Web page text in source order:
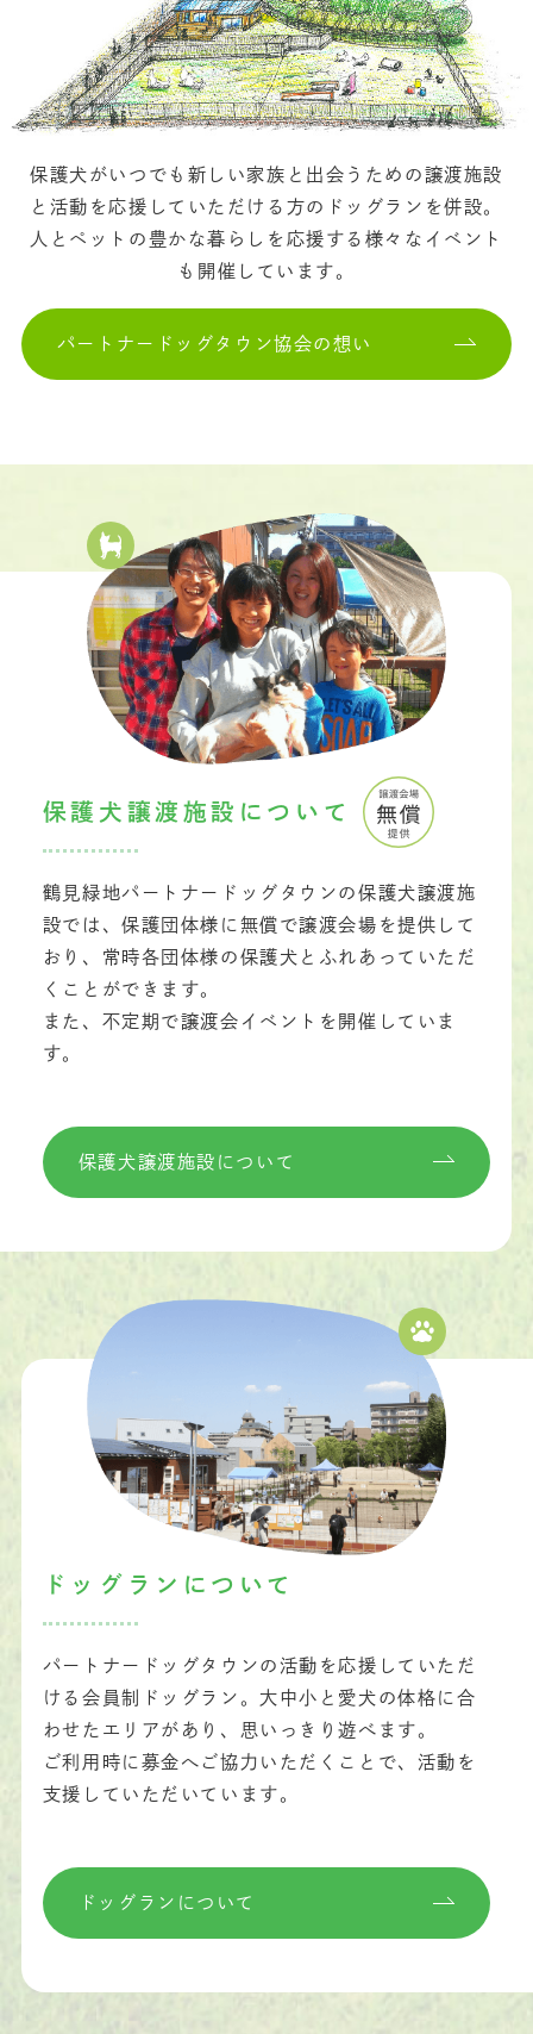
保護犬がいつでも新しい家族と出会うための譲渡施設
と活動を応援していただける方のドッグランを併設。
人とペットの豊かな暮らしを応援する様々なイベント
も開催しています。
パートナードッグタウン協会の想い
保護犬譲渡施設について
鶴見緑地パートナードッグタウンの保護犬譲渡施
設では、保護団体様に無償で譲渡会場を提供して
おり、常時各団体様の保護犬とふれあっていただ
くことができます。
また、不定期で譲渡会イベントを開催していま
す。
保護犬譲渡施設について
ドッグランについて
パートナードッグタウンの活動を応援していただ
ける会員制ドッグラン。大中小と愛犬の体格に合
わせたエリアがあり、思いっきり遊べます。
ご利用時に募金へご協力いただくことで、活動を
支援していただいています。
ドッグランについて